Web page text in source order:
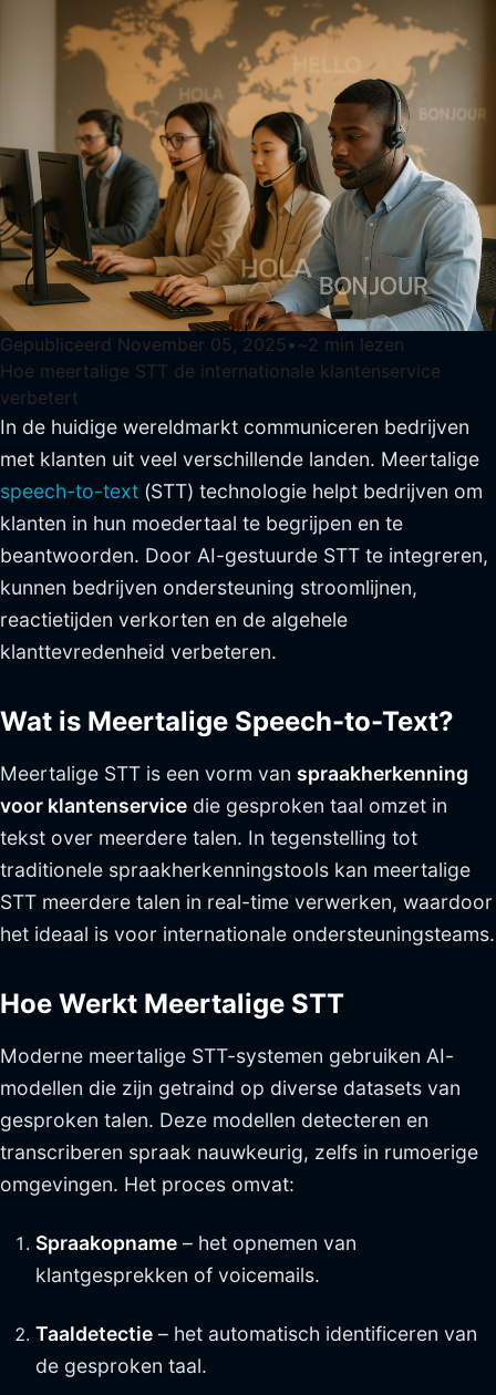
Gepubliceerd November 05, 2025 • ~2 min lezen
Hoe meertalige STT de internationale klantenservice
verbetert
In de huidige wereldmarkt communiceren bedrijven
met klanten uit veel verschillende landen. Meertalige
speech-to-text (STT) technologie helpt bedrijven om
klanten in hun moedertaal te begrijpen en te
beantwoorden. Door AI-gestuurde STT te integreren,
kunnen bedrijven ondersteuning stroomlijnen,
reactietijden verkorten en de algehele
klanttevredenheid verbeteren.
Wat is Meertalige Speech-to-Text?
Meertalige STT is een vorm van spraakherkenning
voor klantenservice die gesproken taal omzet in
tekst over meerdere talen. In tegenstelling tot
traditionele spraakherkenningstools kan meertalige
STT meerdere talen in real-time verwerken, waardoor
het ideaal is voor internationale ondersteuningsteams.
Hoe Werkt Meertalige STT
Moderne meertalige STT-systemen gebruiken AI-
modellen die zijn getraind op diverse datasets van
gesproken talen. Deze modellen detecteren en
transcriberen spraak nauwkeurig, zelfs in rumoerige
omgevingen. Het proces omvat:
Spraakopname – het opnemen van
klantgesprekken of voicemails.
Taaldetectie – het automatisch identificeren van
de gesproken taal.